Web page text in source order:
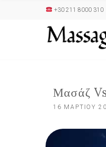
+30 211 8000 310
Μασάζ
16 ΜΑΡΤΊΟΥ